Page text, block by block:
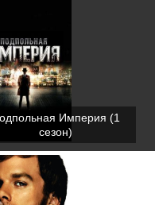
Империя (1
сезон)